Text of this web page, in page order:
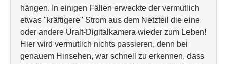
hängen. In einigen Fällen erweckte der vermutlich
etwas "kräftigere" Strom aus dem Netzteil die eine
oder andere Uralt-Digitalkamera wieder zum Leben!
Hier wird vermutlich nichts passieren, denn bei
genauem Hinsehen, war schnell zu erkennen, dass